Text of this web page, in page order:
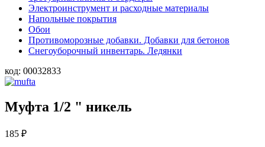
Электроинструмент и расходные материалы
Напольные покрытия
Обои
Противоморозные добавки. Добавки для бетонов
Снегоуборочный инвентарь. Ледянки
код: 00032833
Муфта 1/2 " никель
185 ₽